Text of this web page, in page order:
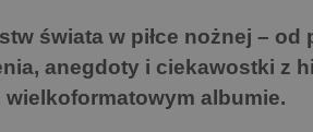
świata w piłce nożnej – od
anegdoty i ciekawostki z
albumie.